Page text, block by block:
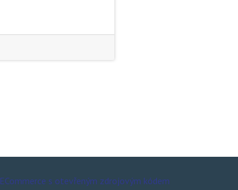
ECommerce s otevřeným zdrojovým kódem